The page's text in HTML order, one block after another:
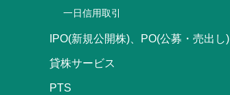
一日信用取引
IPO(新規公開株)、PO(公募・売出し)
貸株サービス
PTS